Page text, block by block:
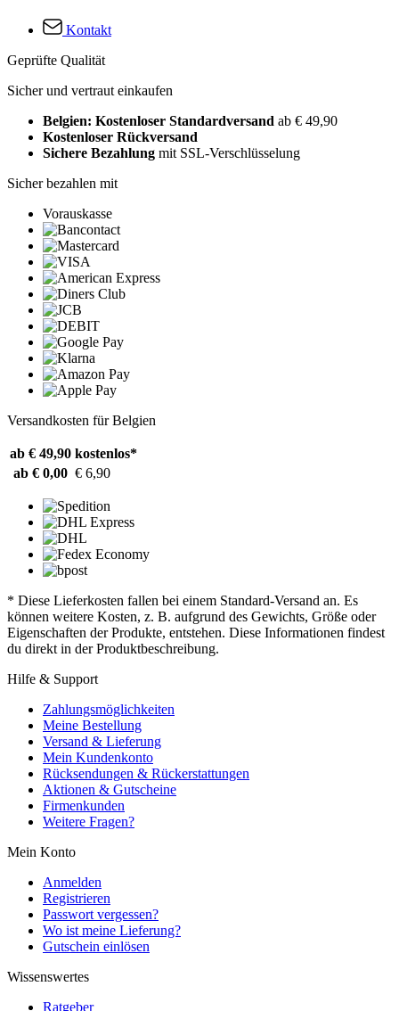
Kontakt
Geprüfte Qualität
Sicher und vertraut einkaufen
Belgien: Kostenloser Standardversand ab € 49,90
Kostenloser Rückversand
Sichere Bezahlung mit SSL-Verschlüsselung
Sicher bezahlen mit
Vorauskasse
Versandkosten für Belgien
ab € 49,90 kostenlos*
ab € 0,00 € 6,90
* Diese Lieferkosten fallen bei einem Standard-Versand an. Es
können weitere Kosten, z. B. aufgrund des Gewichts, Größe oder
Eigenschaften der Produkte, entstehen. Diese Informationen findest
du direkt in der Produktbeschreibung.
Hilfe & Support
Zahlungsmöglichkeiten
Meine Bestellung
Versand & Lieferung
Mein Kundenkonto
Rücksendungen & Rückerstattungen
Aktionen & Gutscheine
Firmenkunden
Weitere Fragen?
Mein Konto
Anmelden
Registrieren
Passwort vergessen?
Wo ist meine Lieferung?
Gutschein einlösen
Wissenswertes
Ratgeber